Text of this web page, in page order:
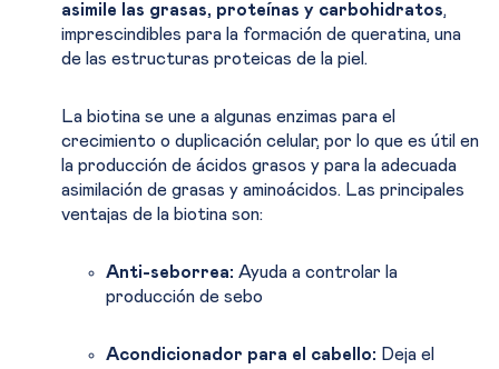
asimile las grasas, proteínas y carbohidratos,
imprescindibles para la formación de queratina, una
de las estructuras proteicas de la piel.
La biotina se une a algunas enzimas para el
crecimiento o duplicación celular, por lo que es útil en
la producción de ácidos grasos y para la adecuada
asimilación de grasas y aminoácidos. Las principales
ventajas de la biotina son:
Anti-seborrea: Ayuda a controlar la
producción de sebo
Acondicionador para el cabello: Deja el